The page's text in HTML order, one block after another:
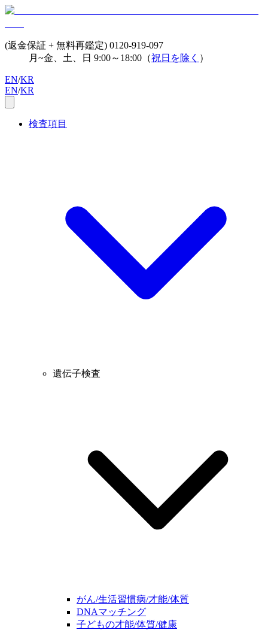
(返金保証 + 無料再鑑定) 0120-919-097
月~金、土、日 9:00～18:00（祝日を除く ）
EN/KR
EN/KR
検査項目
遺伝子検査
がん/生活習慣病/才能/体質
DNAマッチング
子どもの才能/体質/健康